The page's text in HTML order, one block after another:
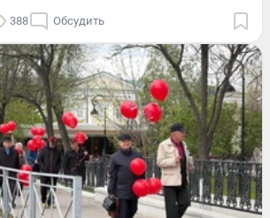
388 Обсудить